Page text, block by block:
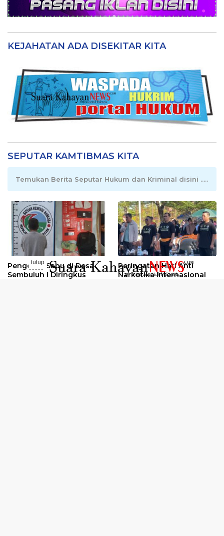
KEJAHATAN ADA DISEKITAR KITA
SEPUTAR KAMTIBMAS KITA
Temukan Berita Seputar Hukum dan Kriminal disini .....
Pengedar Sabu di Desa
Sembuluh I Diringkus
Peringatan Hari Anti
Narkotika Internasional
tutup
..........